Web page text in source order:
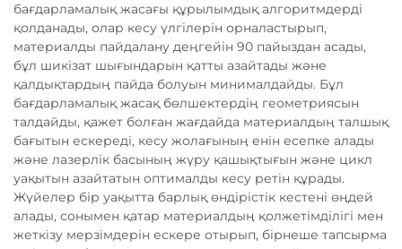
бағдарламалық жасағы құрылымдық алгоритмдерді
қолданады, олар кесу үлгілерін орналастырып,
материалды пайдалану деңгейін 90 пайыздан асады,
бұл шикізат шығындарын қатты азайтады және
қалдықтардың пайда болуын минималдайды. Бұл
бағдарламалық жасақ бөлшектердің геометриясын
талдайды, қажет болған жағдайда материалдың талшық
бағытын ескереді, кесу жолағының енін есепке алады
және лазерлік басының жүру қашықтығын және цикл
уақытын азайтатын оптималды кесу ретін құрады.
Жүйелер бір уақытта барлық өндірістік кестені өңдей
алады, сонымен қатар материалдың қолжетімділігі мен
жеткізу мерзімдерін ескере отырып, бірнеше тапсырма